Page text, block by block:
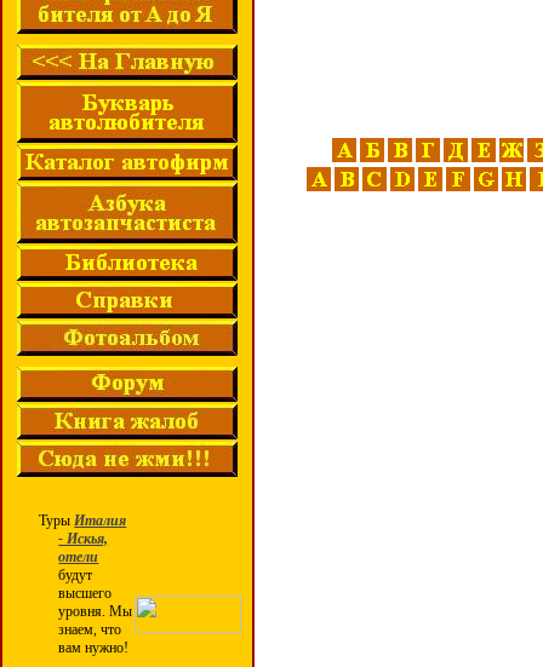
ТурыИталия
- Искья,
отели
будут
высшего
уровня. Мы
знаем, что
вам нужно!